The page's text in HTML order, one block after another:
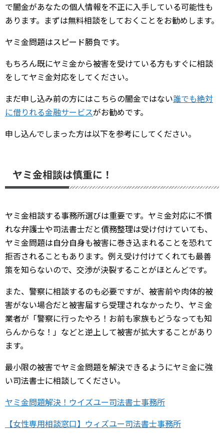
で闇金があなたの個人情報を不正に入手している可能性も
あります。まずは無料相談をしておくことをお勧めします。
ヤミ金問題はスピード勝負です。
もちろん既にヤミ金から被害を受けている方もすぐに相談
をしてヤミ金対応をしてください。
まだ申し込み前の方にはこちらの闇金ではない誰でも絶対
に借りれる金融サービスがお勧めです。
申し込んでしまった方は以下を参考にしてください。
ヤミ金相談は慎重に！
ヤミ金相談する事務所選びは重要です。ヤミ金対応に不慣
れな弁護士や司法書士だと債務整理は受け付けていても、
ヤミ金問題は自分自身も被害に巻き込まれることを恐れて
拒否されることもあります。例え受け付けてくれても最善
策を知らないので、交渉が決裂することがほとんどです。
また、警察に相談するのも必要ですが、被害前や肉体的被
害がない場合だと被害届すら受理されなかったり、ヤミ金
業者が「警察に行ったやろ！お前も家族もどうなっても知
らんからな！」などと逆上して被害が拡大することがあり
ます。
最小限の被害でヤミ金問題を解決できるようにヤミ金に強
い司法書士に相談してください。
ヤミ金問題解決！ウイズユー司法書士事務所
【女性専用相談窓口】ウィズユー司法書士事務所